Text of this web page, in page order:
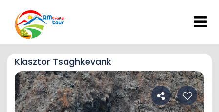
Klasztor Tsaghkevank